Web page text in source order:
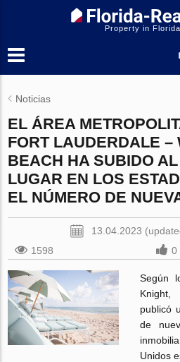
Property in Florida
Noticias
EL ÁREA
FORT LAUDERDALE –
BEACH HA SUBIDO
LUGAR EN LOS
EL NÚMERO DE
13.04.2023
1598
0
Según
Knight,
publicó
de
Unidos